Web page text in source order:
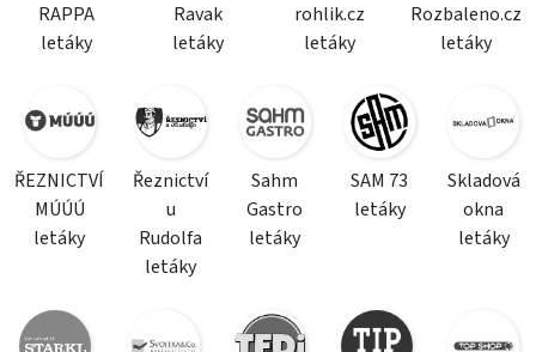
RAPPA
letáky
Ravak
letáky
rohlik.cz
letáky
Rozbaleno.cz
letáky
ŘEZNICTVÍ
MÚÚÚ
letáky
Řeznictví
u
Rudolfa
letáky
Sahm
Gastro
letáky
SAM 73
letáky
Skladová
okna
letáky